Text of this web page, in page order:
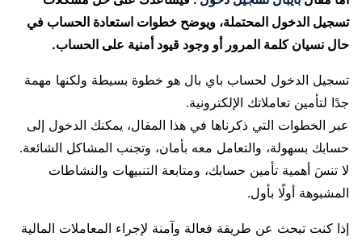
تسجيل الدخول المحتملة، ويوضح خطوات استعادة الحساب في
حال نسيان كلمة المرور أو وجود قيود أمنية على الحساب.
تسجيل الدخول لحساب باي بال هو خطوة بسيطة ولكنها مهمة
جدًا لتأمين تعاملاتك الإلكترونية.
عبر الخطوات التي ذكرناها في هذا المقال، يمكنك الدخول إلى
حسابك بسهولة، والتعامل معه بأمان، وتجنب المشاكل الشائعة.
لا تنسَ أهمية تأمين حسابك، ومتابعة التنبيهات والنشاطات
المشبوهة أولًا بأول.
إذا كنت تبحث عن طريقة فعالة وآمنة لإجراء المعاملات المالية